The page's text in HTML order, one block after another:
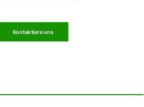
Kontaktiere uns